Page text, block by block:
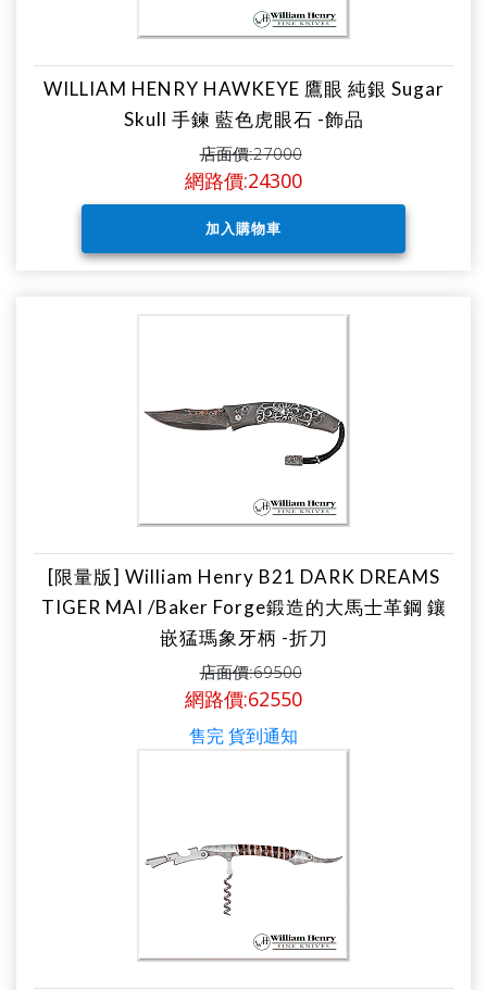
WILLIAM HENRY HAWKEYE 鷹眼 純銀 Sugar
Skull 手鍊 藍色虎眼石 -飾品
店面價:27000
網路價:24300
[限量版] William Henry B21 DARK DREAMS
TIGER MAI /Baker Forge鍛造的大馬士革鋼 鑲
嵌猛瑪象牙柄 -折刀
店面價:69500
網路價:62550
售完 貨到通知